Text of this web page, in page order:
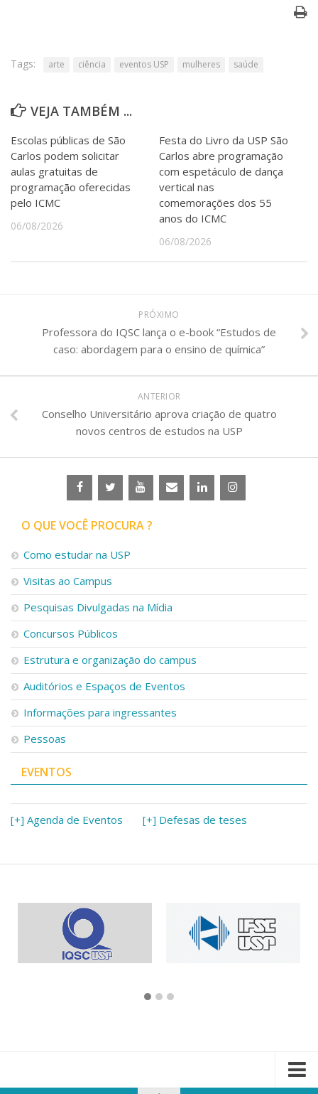
Tags: arte ciência eventos USP mulheres saúde
VEJA TAMBÉM ...
Escolas públicas de São
Carlos podem solicitar
aulas gratuitas de
programação oferecidas
pelo ICMC
06/08/2026
Festa do Livro da USP São
Carlos abre programação
com espetáculo de dança
vertical nas
comemorações dos 55
anos do ICMC
06/08/2026
PRÓXIMO
Professora do IQSC lança o e-book “Estudos de
caso: abordagem para o ensino de química”
ANTERIOR
Conselho Universitário aprova criação de quatro
novos centros de estudos na USP
O QUE VOCÊ PROCURA ?
Como estudar na USP
Visitas ao Campus
Pesquisas Divulgadas na Mídia
Concursos Públicos
Estrutura e organização do campus
Auditórios e Espaços de Eventos
Informações para ingressantes
Pessoas
EVENTOS
[+] Agenda de Eventos [+] Defesas de teses